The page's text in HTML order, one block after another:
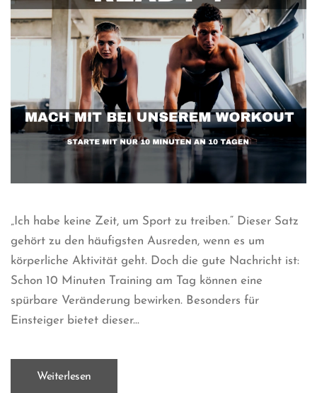
„Ich habe keine Zeit, um Sport zu treiben.“ Dieser Satz
gehört zu den häufigsten Ausreden, wenn es um
körperliche Aktivität geht. Doch die gute Nachricht ist:
Schon 10 Minuten Training am Tag können eine
spürbare Veränderung bewirken. Besonders für
Einsteiger bietet dieser...
Weiterlesen